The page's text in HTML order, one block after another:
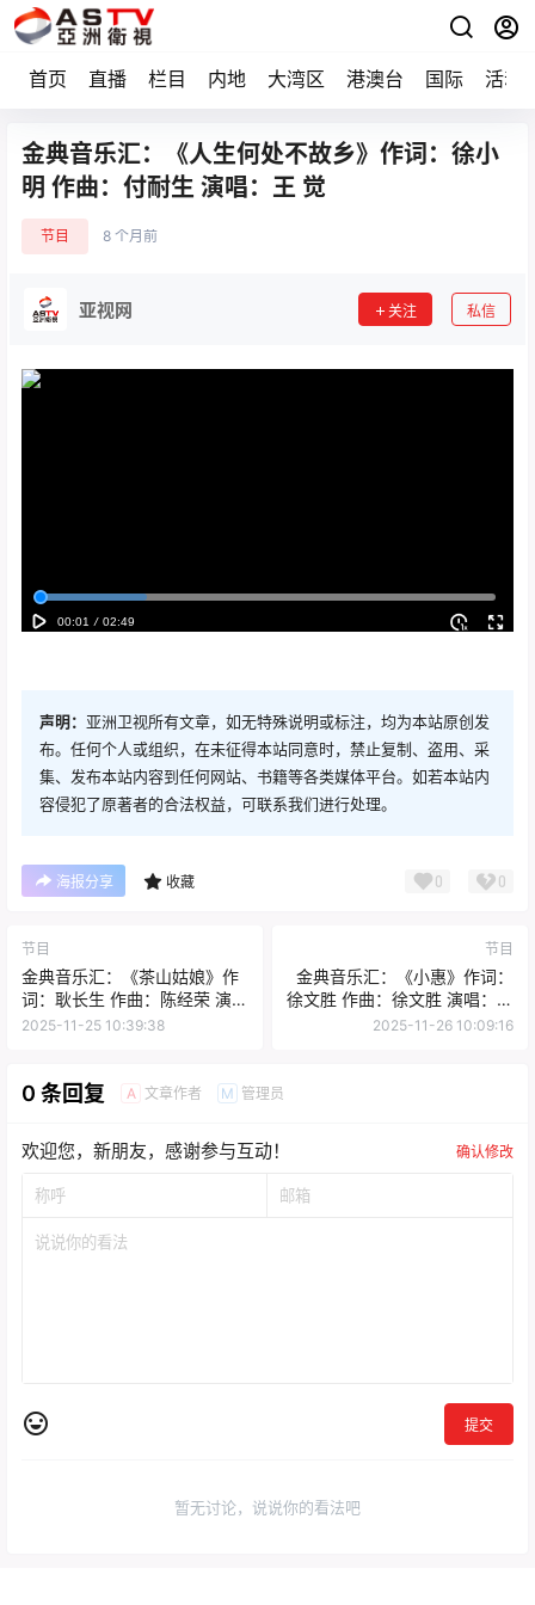
首页 直播 栏目 内地 大湾区 港澳台 国际 活动
金典音乐汇：《人生何处不故乡》作词：徐小
明 作曲：付耐生 演唱：王 觉
节目 8 个月前
亚视网 关注 私信
声明： 亚洲卫视所有文章，如无特殊说明或标注，均为本站原创发
布。任何个人或组织，在未征得本站同意时，禁止复制、盗用、采
集、发布本站内容到任何网站、书籍等各类媒体平台。如若本站内
容侵犯了原著者的合法权益，可联系我们进行处理。
海报分享 收藏 0 0
节目
金典音乐汇：《茶山姑娘》作
词：耿长生 作曲：陈经荣 演
唱：王 婧
2025-11-25 10:39:38
节目
金典音乐汇：《小惠》作词：
徐文胜 作曲：徐文胜 演唱：祝
建林
2025-11-26 10:09:16
0 条回复 A 文章作者 M 管理员
欢迎您，新朋友，感谢参与互动！ 确认修改
提交
暂无讨论，说说你的看法吧